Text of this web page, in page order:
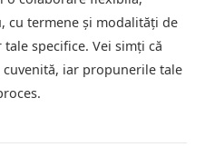
cu termene și modalități de
specifice. Vei simți că
iar propunerile tale